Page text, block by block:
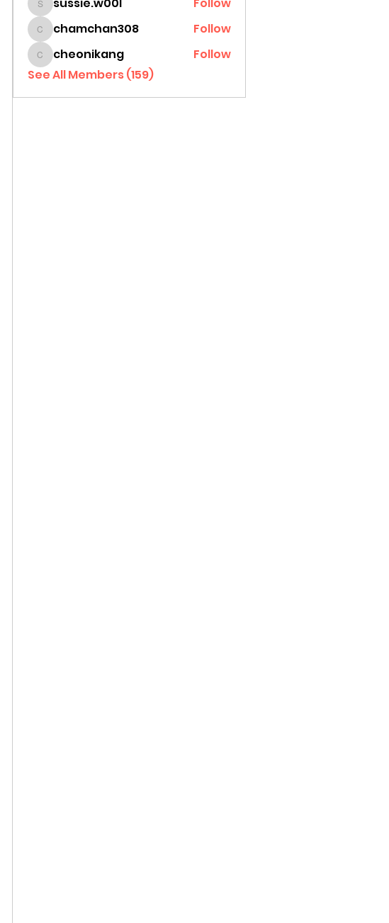
sussie.w00l
sussie.w00l Follow
chamchan308
chamchan308 Follow
cheonikang
cheonikang
Follow
See All Members (159)